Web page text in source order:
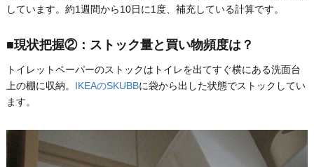
しています。約1週間から10日に1度、補充している計算です。
■現状把握②：ストック量と買い物頻度は？
トイレットペーパーのストックはトイレを出てすぐ横にある洗面台
上の棚に収納。 IKEAのSKUBBに袋から出した状態でストックしてい
ます。